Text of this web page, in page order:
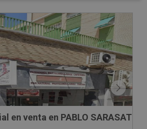
en venta en PABLO SARASATE